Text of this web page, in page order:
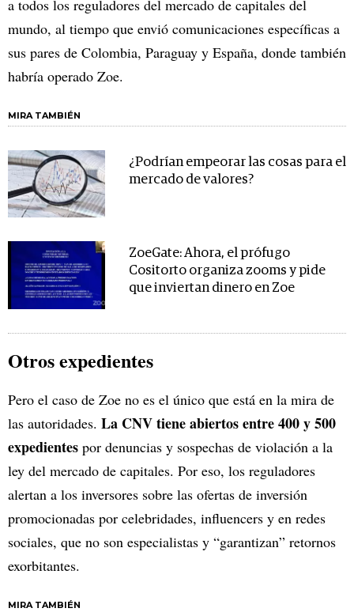
a todos los reguladores del mercado de capitales del
mundo, al tiempo que envió comunicaciones específicas a
sus pares de Colombia, Paraguay y España, donde también
habría operado Zoe.
MIRA TAMBIÉN
¿Podrían empeorar las cosas para el
mercado de valores?
ZoeGate: Ahora, el prófugo
Cositorto organiza zooms y pide
que inviertan dinero en Zoe
Otros expedientes
Pero el caso de Zoe no es el único que está en la mira de
las autoridades. La CNV tiene abiertos entre 400 y 500
expedientes por denuncias y sospechas de violación a la
ley del mercado de capitales. Por eso, los reguladores
alertan a los inversores sobre las ofertas de inversión
promocionadas por celebridades, influencers y en redes
sociales, que no son especialistas y “garantizan” retornos
exorbitantes.
MIRA TAMBIÉN